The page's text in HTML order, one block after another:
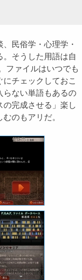
民俗学・心理学・
そうした用語は自
ファイルはいつでも
チェックしておこ
らない単語もあるの
の完成させる」楽し
のもアリだ。